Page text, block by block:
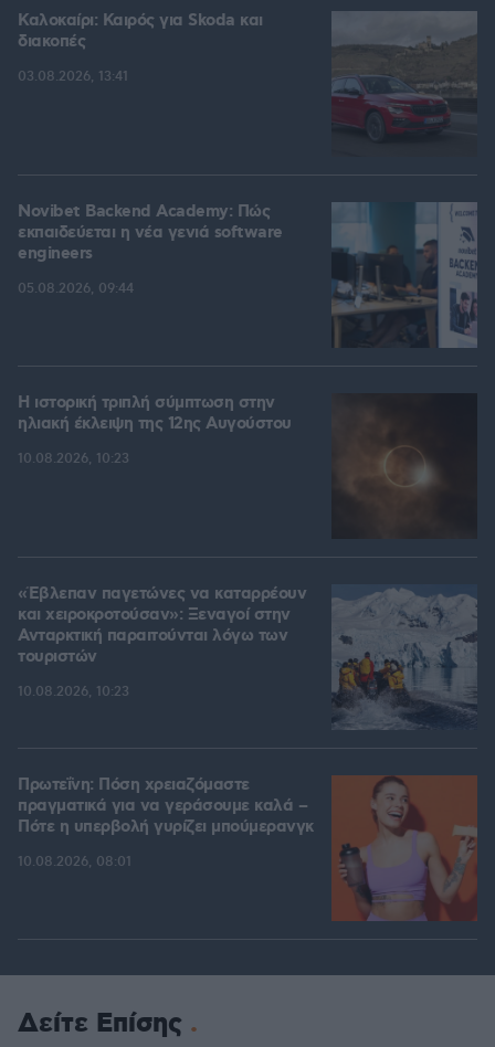
Καλοκαίρι: Καιρός για Skoda και
διακοπές
03.08.2026, 13:41
Novibet Backend Academy: Πώς
εκπαιδεύεται η νέα γενιά software
engineers
05.08.2026, 09:44
Η ιστορική τριπλή σύμπτωση στην
ηλιακή έκλειψη της 12ης Αυγούστου
10.08.2026, 10:23
«Έβλεπαν παγετώνες να καταρρέουν
και χειροκροτούσαν»: Ξεναγοί στην
Ανταρκτική παραιτούνται λόγω των
τουριστών
10.08.2026, 10:23
Πρωτεΐνη: Πόση χρειαζόμαστε
πραγματικά για να γεράσουμε καλά –
Πότε η υπερβολή γυρίζει μπούμερανγκ
10.08.2026, 08:01
Δείτε Επίσης